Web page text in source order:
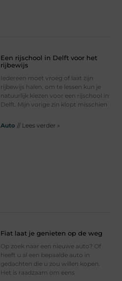
Een rijschool in Delft voor het
rijbewijs
Iedereen moet vroeg of laat zijn
rijbewijs halen, om te lessen kun je
natuurlijk kiezen voor een rijschool in
Delft. Mijn vorige zin klopt misschien
Auto // Lees verder »
Fiat laat je genieten op de weg
Op zoek naar een nieuwe auto? Of
heeft u al een bepaalde auto in
gedachten die u zou willen kopen.
Het is raadzaam om eens